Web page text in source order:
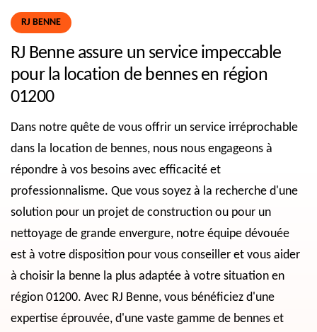
RJ BENNE
RJ Benne assure un service impeccable
pour la location de bennes en région
01200
Dans notre quête de vous offrir un service irréprochable
dans la location de bennes, nous nous engageons à
répondre à vos besoins avec efficacité et
professionnalisme. Que vous soyez à la recherche d'une
solution pour un projet de construction ou pour un
nettoyage de grande envergure, notre équipe dévouée
est à votre disposition pour vous conseiller et vous aider
à choisir la benne la plus adaptée à votre situation en
région 01200. Avec RJ Benne, vous bénéficiez d'une
expertise éprouvée, d'une vaste gamme de bennes et